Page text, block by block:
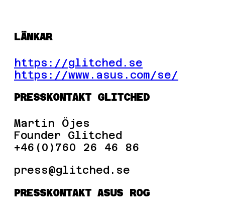
LÄNKAR
https://glitched.se
https://www.asus.com/se/
PRESSKONTAKT GLITCHED
Martin Öjes
Founder Glitched
+46(0)760 26 46 86
press
PRESSKONTAKT ASUS ROG